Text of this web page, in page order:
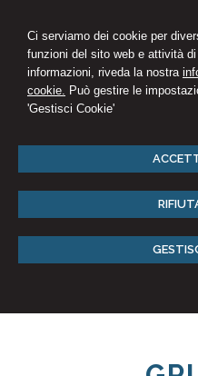
Ci serviamo dei cookie per
funzioni del sito web e attività
informazioni, riveda la nostra
cookie. Può gestire le
'Gestisci Cookie'